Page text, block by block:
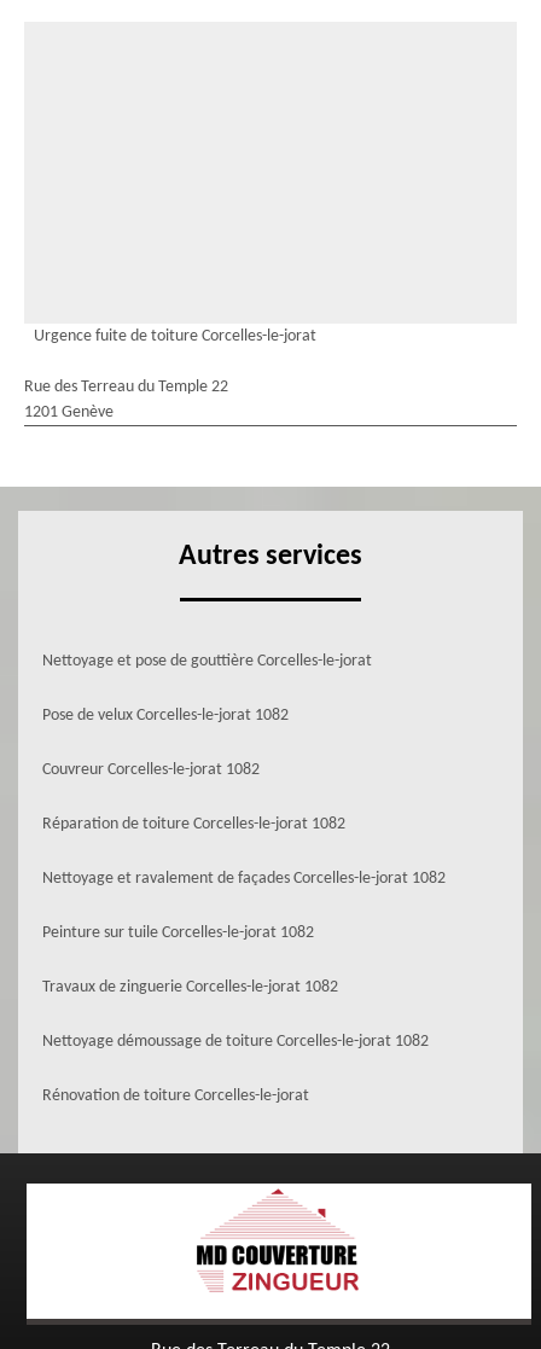
Urgence fuite de toiture Corcelles-le-jorat
Rue des Terreau du Temple 22
1201 Genève
Autres services
Nettoyage et pose de gouttière Corcelles-le-jorat
Pose de velux Corcelles-le-jorat 1082
Couvreur Corcelles-le-jorat 1082
Réparation de toiture Corcelles-le-jorat 1082
Nettoyage et ravalement de façades Corcelles-le-jorat 1082
Peinture sur tuile Corcelles-le-jorat 1082
Travaux de zinguerie Corcelles-le-jorat 1082
Nettoyage démoussage de toiture Corcelles-le-jorat 1082
Rénovation de toiture Corcelles-le-jorat